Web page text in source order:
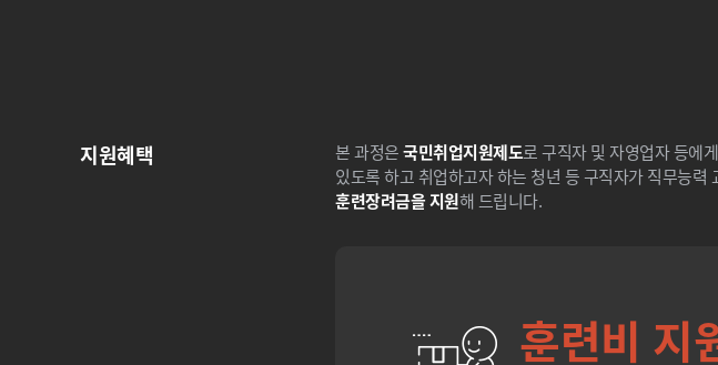
지원혜택 본 과정은국민취업지원제도로 구직자 및 자영업자 등에
있도록 하고 취업하고자 하는 청년 등 구직자가 직무능
훈련장려금을 지원해 드립니다.
훈련비 지